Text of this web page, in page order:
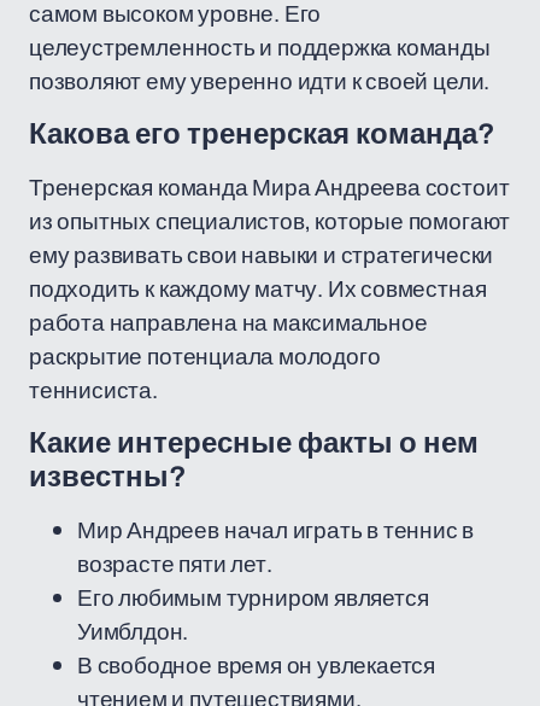
самом высоком уровне. Его
целеустремленность и поддержка команды
позволяют ему уверенно идти к своей цели.
Какова его тренерская команда?
Тренерская команда Мира Андреева состоит
из опытных специалистов, которые помогают
ему развивать свои навыки и стратегически
подходить к каждому матчу. Их совместная
работа направлена на максимальное
раскрытие потенциала молодого
теннисиста.
Какие интересные факты о нем
известны?
Мир Андреев начал играть в теннис в
возрасте пяти лет.
Его любимым турниром является
Уимблдон.
В свободное время он увлекается
чтением и путешествиями.